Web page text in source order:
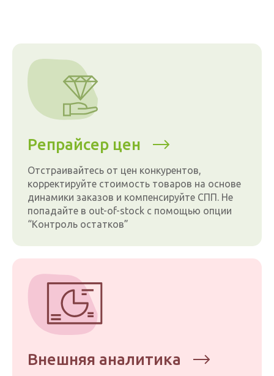
Репрайсер цен
Отстраивайтесь от цен конкурентов,
корректируйте стоимость товаров на основе
динамики заказов и компенсируйте СПП. Не
попадайте в out-of-stock с помощью опции
“Контроль остатков”
Внешняя аналитика